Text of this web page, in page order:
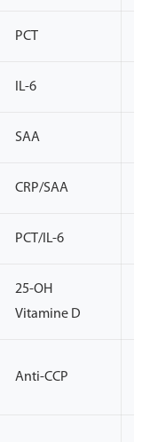
PCT
IL-6
SAA
CRP/SAA
PCT/IL-6
25-OH
Vitamine D
Anti-CCP